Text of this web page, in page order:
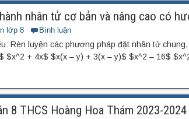
nhân tử cơ bản và nâng cao có
lớp 8 Bình luận
Rèn luyện các phương pháp đặt nhân tử
$x^2 + 4x$ $x(x – y) + 3(x – y)$ $x^2 – 16$
8 THCS Hoàng Hoa Thám 2023-2024